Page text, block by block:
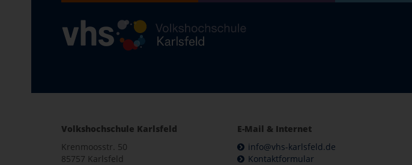
Volkshochschule Karlsfeld
Krenmoosstr. 50
85757 Karlsfeld
E-Mail & Internet
info@vhs-karlsfeld.de
Kontaktformular